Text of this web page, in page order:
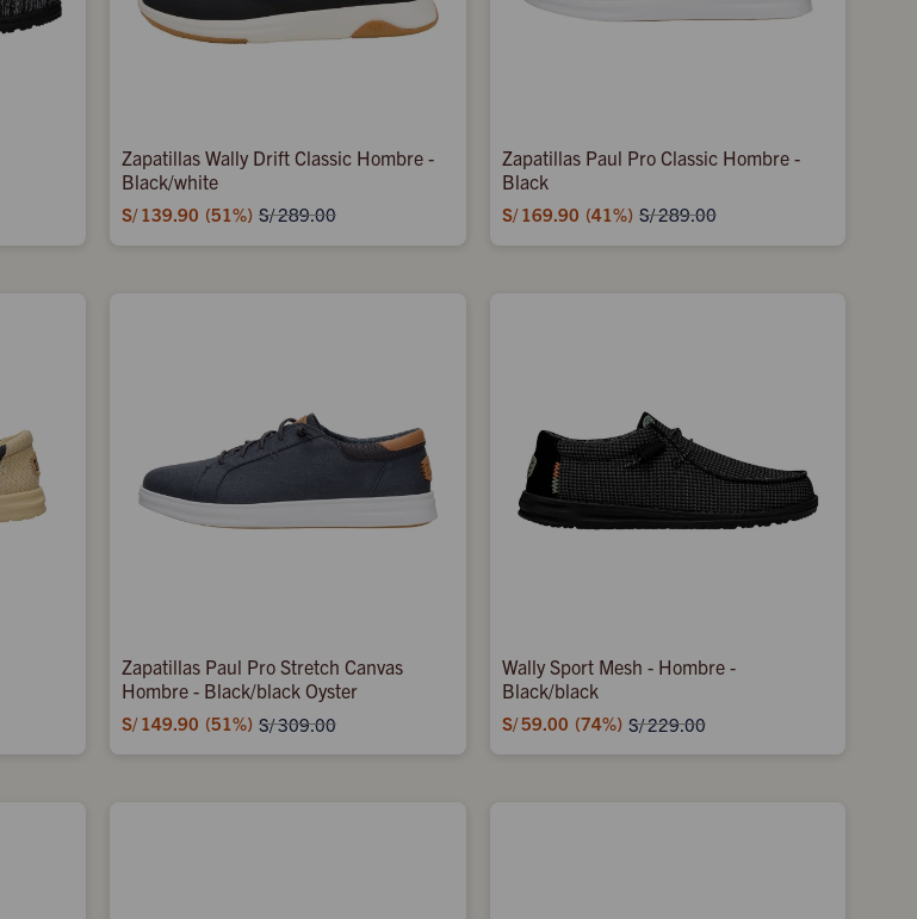
Zapatillas Wally Drift Classic Hombre -
Black/white
S/ 139.90 51 S/289.00
Zapatillas Paul Pro Classic Hombre -
Black
S/ 169.90 41 S/289.00
Zapatillas Paul Pro Stretch Canvas
Hombre - Black/black Oyster
S/ 149.90 51 S/309.00
Wally Sport Mesh - Hombre -
Black/black
S/59.00 74 S/229.00